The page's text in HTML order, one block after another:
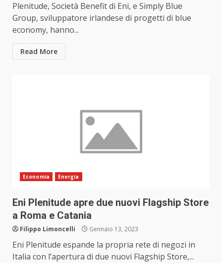
Plenitude, Società Benefit di Eni, e Simply Blue
Group, sviluppatore irlandese di progetti di blue
economy, hanno...
Read More
Economia Energia
Eni Plenitude apre due nuovi Flagship Store
a Roma e Catania
Filippo Limoncelli Gennaio 13, 2023
Eni Plenitude espande la propria rete di negozi in
Italia con l’apertura di due nuovi Flagship Store,...